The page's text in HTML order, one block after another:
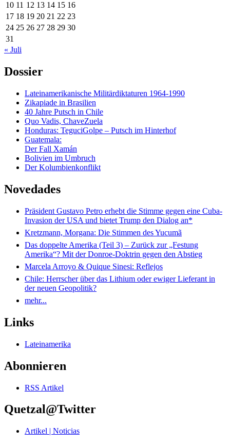
10 11 12 13 14 15 16
17 18 19 20 21 22 23
24 25 26 27 28 29 30
31
« Juli
Dossier
Lateinamerikanische Militärdiktaturen 1964-1990
Zikapiade in Brasilien
40 Jahre Putsch in Chile
Quo Vadis, ChaveZuela
Honduras: TeguciGolpe – Putsch im Hinterhof
Guatemala:
Der Fall Xamán
Bolivien im Umbruch
Der Kolumbienkonflikt
Novedades
Präsident Gustavo Petro erhebt die Stimme gegen eine Cuba-
Invasion der USA und bietet Trump den Dialog an*
Kretzmann, Morgana: Die Stimmen des Yucumã
Das doppelte Amerika (Teil 3) – Zurück zur „Festung
Amerika“? Mit der Donroe-Doktrin gegen den Abstieg
Marcela Arroyo & Quique Sinesi: Reflejos
Chile: Herrscher über das Lithium oder ewiger Lieferant in
der neuen Geopolitik?
mehr...
Links
Lateinamerika
Abonnieren
RSS Artikel
Quetzal@Twitter
Artikel | Noticias